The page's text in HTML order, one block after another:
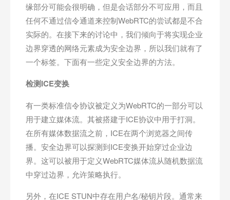
缘部分可能会很明确，但是会话部分不可应用，而且
任何不通过信令通道来控制WebRTC的尝试都是不合
实际的。在接下来的讨论中，我们倾向于将实现企业
边界穿透的网络元素成为安全边界，所以我们就有了
一个标签。下面有一些定义安全边界的方法。
检测ICE变换
有一类标准信令协议被定义为WebRTC的一部分可以
用于建立媒体流。其被搭建于ICE协议中用于打洞。
在所有媒体数据流之前，ICE在两个浏览器之间传
播。安全边界可以探测到ICE变换开始穿过企业边
界。这可以被用于定义WebRTC媒体流从随机数据流
中穿过边界，允许策略执行。
另外，在ICE STUN中存在用户名/秘钥片段。通常来